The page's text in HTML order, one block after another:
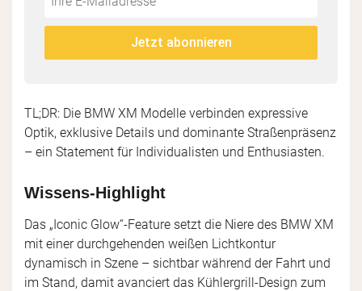
fill
Mailadresse:
Jetzt abonnieren
TL;DR: Die BMW XM Modelle verbinden expressive
Optik, exklusive Details und dominante Straßenpräsenz
– ein Statement für Individualisten und Enthusiasten.
Wissens-Highlight
Das „Iconic Glow“-Feature setzt die Niere des BMW XM
mit einer durchgehenden weißen Lichtkontur
dynamisch in Szene – sichtbar während der Fahrt und
im Stand, damit avanciert das Kühlergrill-Design zum